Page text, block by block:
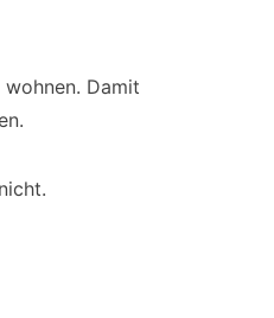
Damit